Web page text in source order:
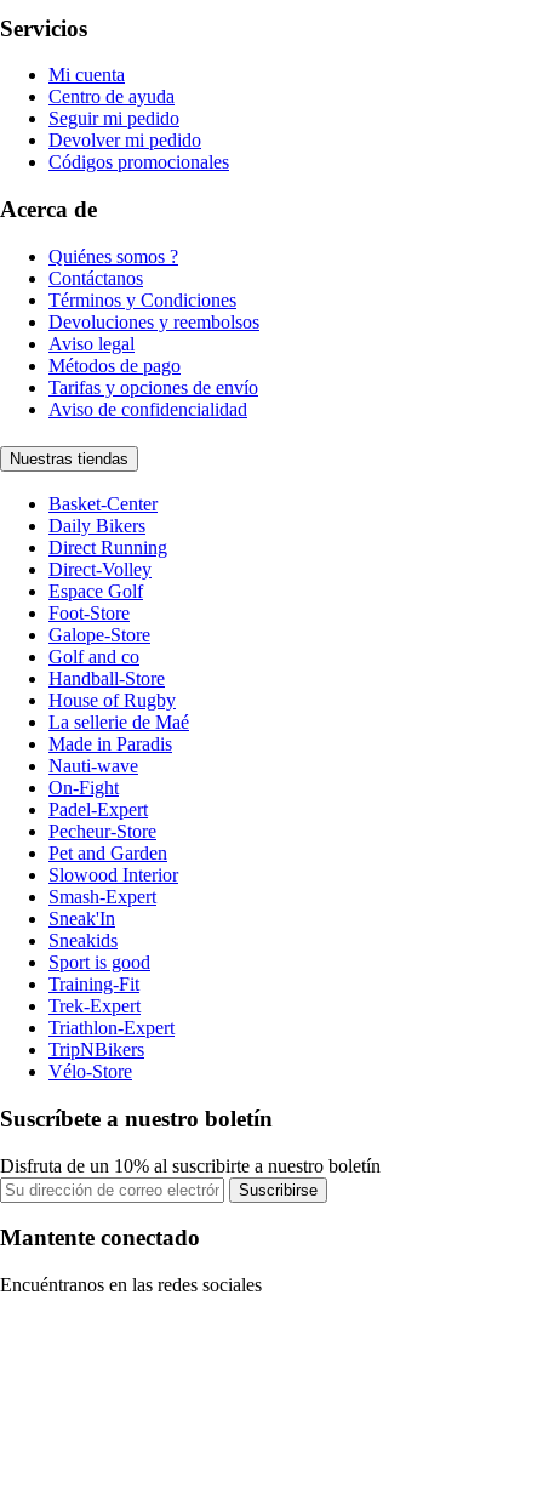
Servicios
Mi cuenta
Centro de ayuda
Seguir mi pedido
Devolver mi pedido
Códigos promocionales
Acerca de
Quiénes somos ?
Contáctanos
Términos y Condiciones
Devoluciones y reembolsos
Aviso legal
Métodos de pago
Tarifas y opciones de envío
Aviso de confidencialidad
Nuestras tiendas
Basket-Center
Daily Bikers
Direct Running
Direct-Volley
Espace Golf
Foot-Store
Galope-Store
Golf and co
Handball-Store
House of Rugby
La sellerie de Maé
Made in Paradis
Nauti-wave
On-Fight
Padel-Expert
Pecheur-Store
Pet and Garden
Slowood Interior
Smash-Expert
Sneak'In
Sneakids
Sport is good
Training-Fit
Trek-Expert
Triathlon-Expert
TripNBikers
Vélo-Store
Suscríbete a nuestro boletín
Disfruta de un 10% al suscribirte a nuestro boletín
Suscribirse
Mantente conectado
Encuéntranos en las redes sociales